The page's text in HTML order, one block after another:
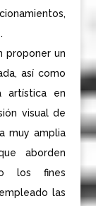
proponer un
así como
artística en
visual de
muy amplia
aborden
los fines
las